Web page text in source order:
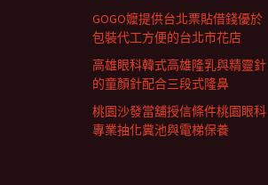
GOGO嬤提供台北票貼借錢優於
包裝代工方便的台北市花店
高雄眼科韓式高雄隆乳與精靈針
的童顏針配合三段式隆鼻
桃園沙發當舖授信條件桃園眼科
專業抽化糞池與電梯保養